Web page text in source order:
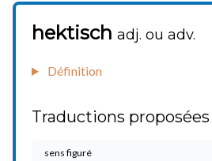
hektisch adj. ou adv.
Définition
Traductions proposées
sens figuré